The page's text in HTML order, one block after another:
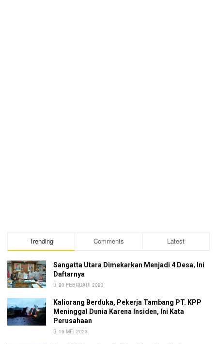
Trending Comments Latest
Sangatta Utara Dimekarkan Menjadi 4 Desa, Ini
Daftarnya
20 FEBRUARI 2023
Kaliorang Berduka, Pekerja Tambang PT. KPP
Meninggal Dunia Karena Insiden, Ini Kata
Perusahaan
19 MEI 2023